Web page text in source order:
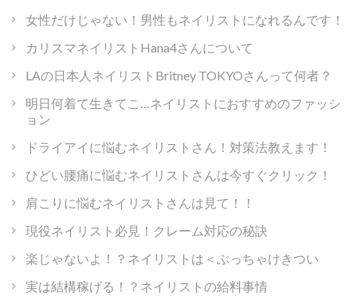
女性だけじゃない！男性もネイリストになれるんです！
カリスマネイリストHana4さんについて
LAの日本人ネイリストBritney TOKYOさんって何者？
明日何着て生きてこ…ネイリストにおすすめのファッシ
ョン
ドライアイに悩むネイリストさん！対策法教えます！
ひどい腰痛に悩むネイリストさんは今すぐクリック！
肩こりに悩むネイリストさんは見て！！
現役ネイリスト必見！クレーム対応の秘訣
楽じゃないよ！？ネイリストは＜ぶっちゃけきつい
実は結構稼げる！？ネイリストの給料事情